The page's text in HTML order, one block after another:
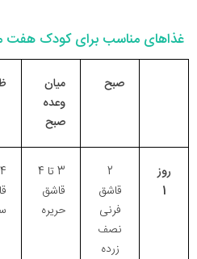
غذاهای مناسب برای کودک هفت
صبح
میان
وعده
صبح
روز
1
2
قاشق
فرنی
نصف
زرده
3 تا 4
قاشق
حریره